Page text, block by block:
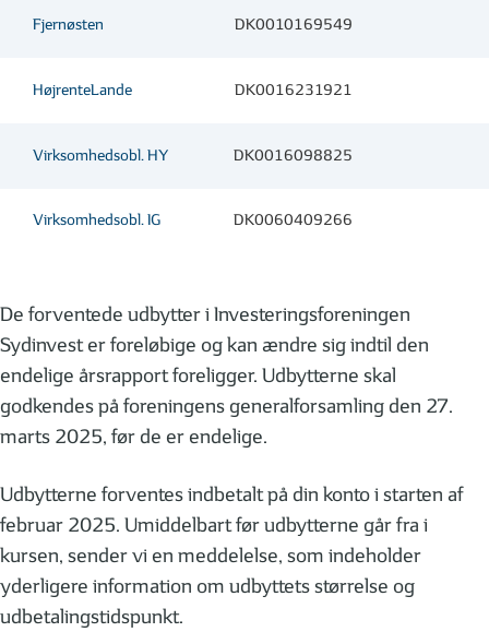
Fjernøsten DK0010169549
HøjrenteLande DK0016231921
Virksomhedsobl. HY DK0016098825
Virksomhedsobl. IG DK0060409266
De forventede udbytter i Investeringsforeningen
Sydinvest er foreløbige og kan ændre sig indtil den
endelige årsrapport foreligger. Udbytterne skal
godkendes på foreningens generalforsamling den 27.
marts 2025, før de er endelige.
Udbytterne forventes indbetalt på din konto i starten af
februar 2025. Umiddelbart før udbytterne går fra i
kursen, sender vi en meddelelse, som indeholder
yderligere information om udbyttets størrelse og
udbetalingstidspunkt.